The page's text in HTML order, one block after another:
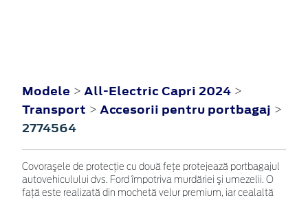
Modele > All-Electric Capri 2024 >
Transport > Accesorii pentru portbagaj >
2774564
Covoraşele de protecţie cu două feţe protejează portbagajul
autovehiculului dvs. Ford împotriva murdăriei şi umezelii. O
faţă este realizată din mochetă velur premium, iar cealaltă